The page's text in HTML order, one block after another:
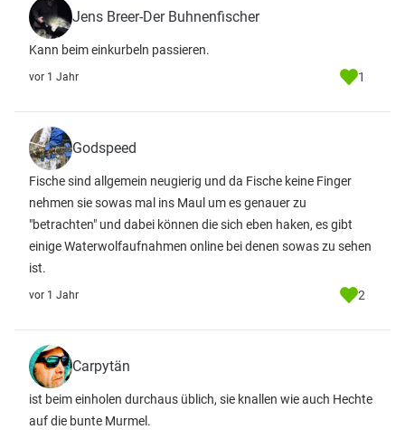
Jens Breer-Der Buhnenfischer
Kann beim einkurbeln passieren.
vor 1 Jahr 1
Godspeed
Fische sind allgemein neugierig und da Fische keine Finger
nehmen sie sowas mal ins Maul um es genauer zu
"betrachten" und dabei können die sich eben haken, es gibt
einige Waterwolfaufnahmen online bei denen sowas zu sehen
ist.
vor 1 Jahr 2
Carpytän
ist beim einholen durchaus üblich, sie knallen wie auch Hechte
auf die bunte Murmel.